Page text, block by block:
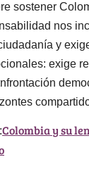
sostener
nos
y
exige
Colombia y su